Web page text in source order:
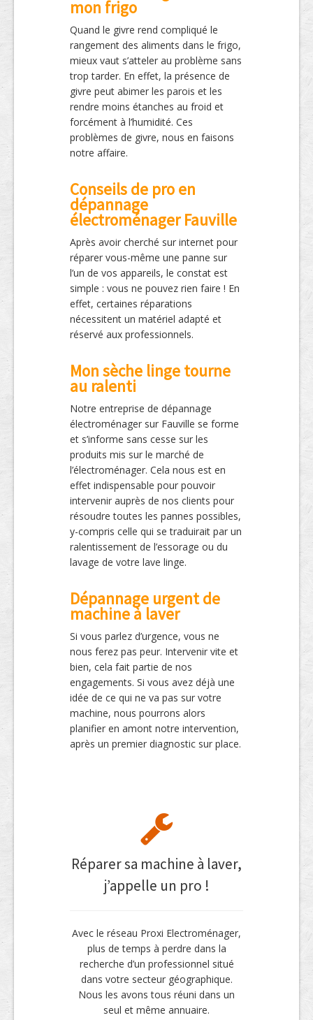
mon frigo
Quand le givre rend compliqué le
rangement des aliments dans le frigo,
mieux vaut s’atteler au problème sans
trop tarder. En effet, la présence de
givre peut abimer les parois et les
rendre moins étanches au froid et
forcément à l’humidité. Ces
problèmes de givre, nous en faisons
notre affaire.
Conseils de pro en
dépannage
électroménager Fauville
Après avoir cherché sur internet pour
réparer vous-même une panne sur
l’un de vos appareils, le constat est
simple : vous ne pouvez rien faire ! En
effet, certaines réparations
nécessitent un matériel adapté et
réservé aux professionnels.
Mon sèche linge tourne
au ralenti
Notre entreprise de dépannage
électroménager sur Fauville se forme
et s’informe sans cesse sur les
produits mis sur le marché de
l’électroménager. Cela nous est en
effet indispensable pour pouvoir
intervenir auprès de nos clients pour
résoudre toutes les pannes possibles,
y-compris celle qui se traduirait par un
ralentissement de l’essorage ou du
lavage de votre lave linge.
Dépannage urgent de
machine à laver
Si vous parlez d’urgence, vous ne
nous ferez pas peur. Intervenir vite et
bien, cela fait partie de nos
engagements. Si vous avez déjà une
idée de ce qui ne va pas sur votre
machine, nous pourrons alors
planifier en amont notre intervention,
après un premier diagnostic sur place.
Réparer sa machine à laver,
j’appelle un pro !
Avec le réseau Proxi Electroménager,
plus de temps à perdre dans la
recherche d’un professionnel situé
dans votre secteur géographique.
Nous les avons tous réuni dans un
seul et même annuaire.